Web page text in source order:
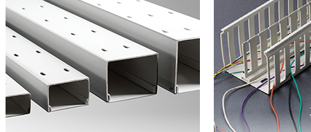
● UL인증 획득(E216771)
● 몸체와 카바 결합이